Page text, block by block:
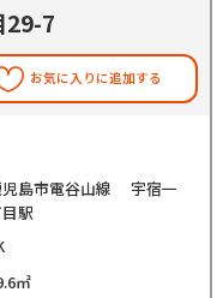
29-7
お気に入りに追加する
島市電谷山線 宇宿一
駅
㎡